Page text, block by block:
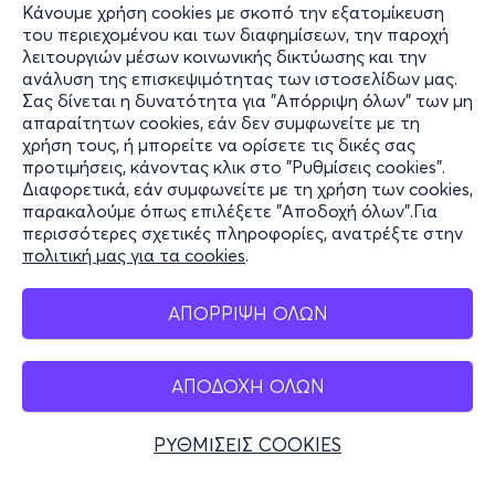
Κάνουμε χρήση cookies με σκοπό την εξατομίκευση
του περιεχομένου και των διαφημίσεων, την παροχή
λειτουργιών μέσων κοινωνικής δικτύωσης και την
ανάλυση της επισκεψιμότητας των ιστοσελίδων μας.
Σας δίνεται η δυνατότητα για "Απόρριψη όλων" των μη
απαραίτητων cookies, εάν δεν συμφωνείτε με τη
χρήση τους, ή μπορείτε να ορίσετε τις δικές σας
προτιμήσεις, κάνοντας κλικ στο "Ρυθμίσεις cookies".
Διαφορετικά, εάν συμφωνείτε με τη χρήση των cookies,
παρακαλούμε όπως επιλέξετε "Αποδοχή όλων".Για
περισσότερες σχετικές πληροφορίες, ανατρέξτε στην
πολιτική μας για τα cookies.
ΑΠΟΡΡΙΨΗ ΟΛΩΝ
ΑΠΟΔΟΧΗ ΟΛΩΝ
ΡΥΘΜΙΣΕΙΣ COOKIES